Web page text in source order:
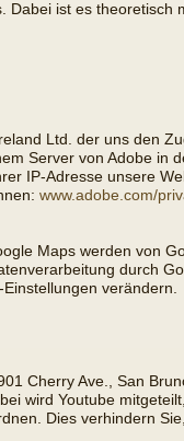
ist es theoretisch
Ltd. der uns den
Server von Adobe in
IP-Adresse unsere
www.adobe.com/
Maps werden von
durch
verändern.
Cherry Ave., San
wird Youtube
Dies verhindern